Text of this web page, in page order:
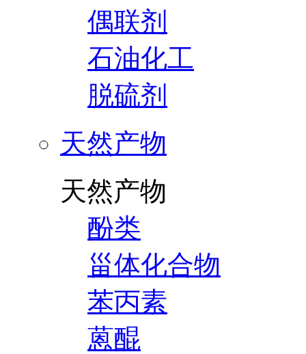
偶联剂
石油化工
脱硫剂
天然产物
天然产物
酚类
甾体化合物
苯丙素
蒽醌